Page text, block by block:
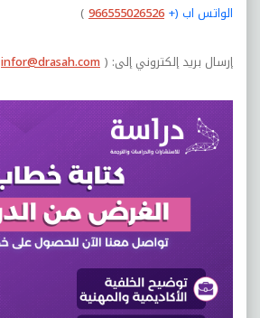
الواتس اب (+
966555026526
)
إرسال بريد إلكتروني إلى: (
infor@drasah.com